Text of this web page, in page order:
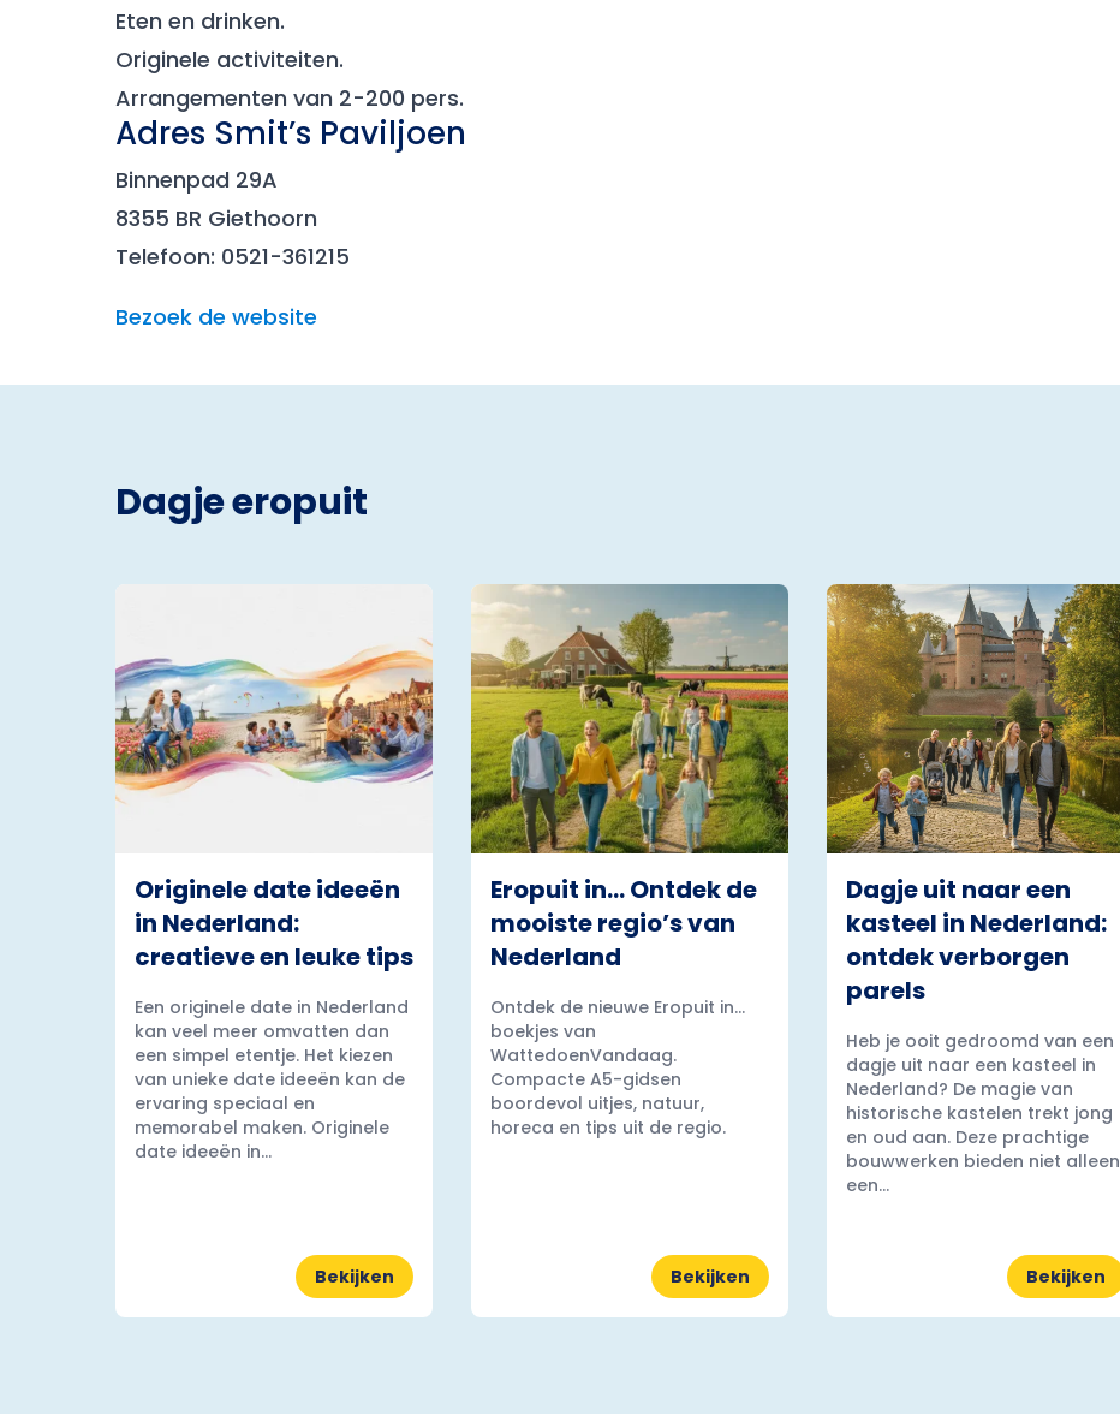
Eten en drinken.
Originele activiteiten.
Arrangementen van 2-200 pers.
Adres Smit’s Paviljoen
Binnenpad 29A
8355 BR Giethoorn
Telefoon: 0521-361215
Bezoek de website
Dagje eropuit
Originele date ideeën
in Nederland:
creatieve en leuke tips
Een originele date in Nederland
kan veel meer omvatten dan
een simpel etentje. Het kiezen
van unieke date ideeën kan de
ervaring speciaal en
memorabel maken. Originele
date ideeën in...
Bekijken
Eropuit in… Ontdek de
mooiste regio’s van
Nederland
Ontdek de nieuwe Eropuit in...
boekjes van
WattedoenVandaag.
Compacte A5-gidsen
boordevol uitjes, natuur,
horeca en tips uit de regio.
Bekijken
Dagje uit naar een
kasteel in Nederland:
ontdek verborgen
parels
Heb je ooit gedroomd van een
dagje uit naar een kasteel in
Nederland? De magie van
historische kastelen trekt jong
en oud aan. Deze prachtige
bouwwerken bieden niet alleen
een...
Bekijken